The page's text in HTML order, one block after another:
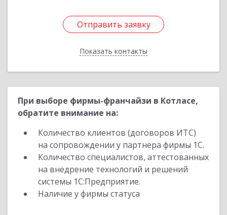
Отправить заявку
Показать контакты
Отправить заявку
Назад
При выборе фирмы-франчайзи в Котласе,
обратите внимание на:
Количество клиентов (договоров ИТС)
на сопровождении у партнера фирмы 1С.
Количество специалистов, аттестованных
на внедрение технологий и решений
системы 1С:Предприятие.
Наличие у фирмы статуса